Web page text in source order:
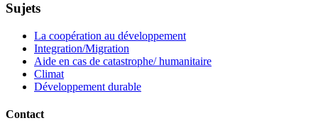
Sujets
La coopération au développement
Integration/Migration
Aide en cas de catastrophe/ humanitaire
Climat
Développement durable
Contact